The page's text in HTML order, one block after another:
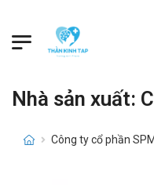
Nhà sản xuất:
Công ty cổ phần SPM